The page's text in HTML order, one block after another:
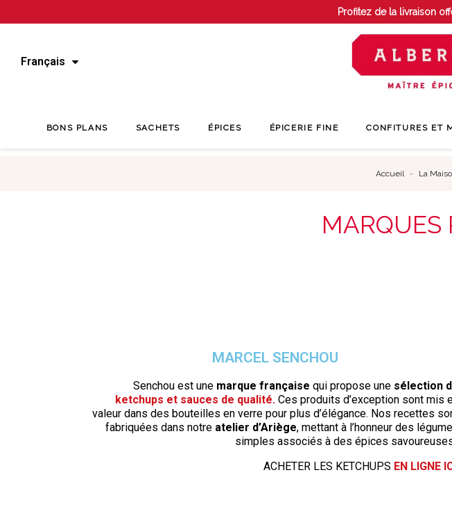
Profitez de la livraison
Français
BONS PLANS SACHETS ÉPICES ÉPICERIE FINE CONFITURES ET
Accueil La
MARQUES
MARCEL SENCHOU
Senchou est une marque française qui propose une sélection
ketchups et sauces de qualité. Ces produits d’exception sont mis
valeur dans des bouteilles en verre pour plus d’élégance. Nos recettes
fabriquées dans notre atelier d’Ariège, mettant à l’honneur des
simples associés à des épices
ACHETER LES KETCHUPS EN LIGNE